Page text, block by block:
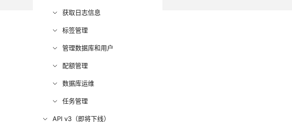
获取日志信息
标签管理
管理数据库和用户
配额管理
数据库运维
任务管理
API v3（即将下线）